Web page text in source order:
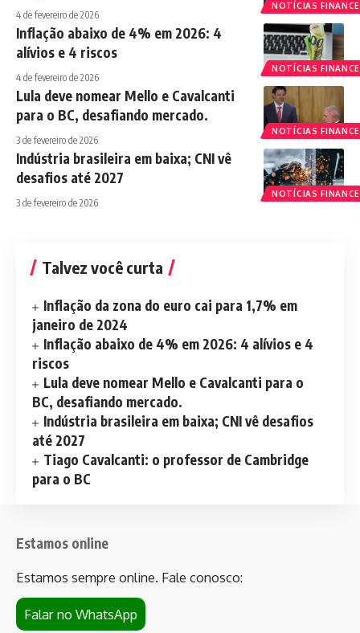
NOTÍCIAS
4 de fevereiro de 2026
NOTÍCIAS
Inflação abaixo de 4% em 2026: 4
alívios e 4 riscos
4 de fevereiro de 2026
NOTÍCIAS
Lula deve nomear Mello e Cavalcanti
para o BC, desafiando mercado.
3 de fevereiro de 2026
NOTÍCIAS
Indústria brasileira em baixa; CNI vê
desafios até 2027
3 de fevereiro de 2026
Talvez você curta
Inflação da zona do euro cai para 1,7% em
janeiro de 2024
Inflação abaixo de 4% em 2026: 4 alívios e 4
riscos
Lula deve nomear Mello e Cavalcanti para o
BC, desafiando mercado.
Indústria brasileira em baixa; CNI vê desafios
até 2027
Tiago Cavalcanti: o professor de Cambridge
para o BC
Estamos online
Estamos sempre online. Fale conosco:
Falar no WhatsApp